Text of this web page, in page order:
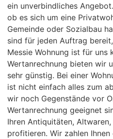
ein unverbindliches
ob es sich um eine
Gemeinde oder Sozialbau
sind für jeden Auftrag
Messie Wohnung ist für uns
Wertanrechnung bieten wir
sehr günstig. Bei einer
ist nicht einfach alles zum
wir noch Gegenstände vor
Wertanrechnung geeignet
Ihren Antiquitäten,
profitieren. Wir zahlen